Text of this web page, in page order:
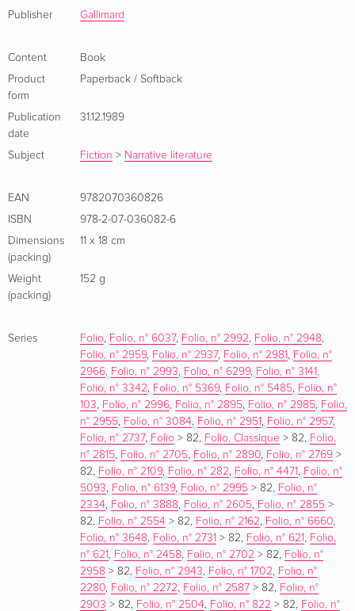
Publisher
Gallimard
Content
Book
Product
form
Paperback / Softback
Publication
date
31.12.1989
Subject Fiction > Narrative literature
EAN
9782070360826
ISBN
978-2-07-036082-6
Dimensions
(packing)
11 x 18 cm
Weight
(packing)
152 g
Series Folio, Folio, n° 6037, Folio, n° 2992, Folio, n° 2948,
Folio, n° 2959, Folio, n° 2937, Folio, n° 2981, Folio, n°
2966, Folio, n° 2993, Folio, n° 6299, Folio, n° 3141,
Folio, n° 3342, Folio, n° 5369, Folio, n° 5485, Folio, n°
103, Folio, n° 2996, Folio, n° 2895, Folio, n° 2985, Folio,
n° 2955, Folio, n° 3084, Folio, n° 2951, Folio, n° 2957,
Folio, n° 2737, Folio > 82, Folio, Classique > 82, Folio,
n° 2815, Folio, n° 2705, Folio, n° 2890, Folio, n° 2769 >
82, Folio, n° 2109, Folio, n° 282, Folio, n° 4471, Folio, n°
5093, Folio, n° 6139, Folio, n° 2995 > 82, Folio, n°
2334, Folio, n° 3888, Folio, n° 2605, Folio, n° 2855 >
82, Folio, n° 2554 > 82, Folio, n° 2162, Folio, n° 6660,
Folio, n° 3648, Folio, n° 2731 > 82, Folio, n° 621, Folio,
n° 621, Folio, n° 2458, Folio, n° 2702 > 82, Folio, n°
2958 > 82, Folio, n° 2943, Folio, n° 1702, Folio, n°
2280, Folio, n° 2272, Folio, n° 2587 > 82, Folio, n°
2903 > 82, Folio, n° 2504, Folio, n° 822 > 82, Folio, n°